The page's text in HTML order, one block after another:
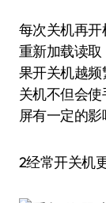
每次关机再
重新加载读
果开关机越
关机不但会
屏有一定的影
2经常开关机